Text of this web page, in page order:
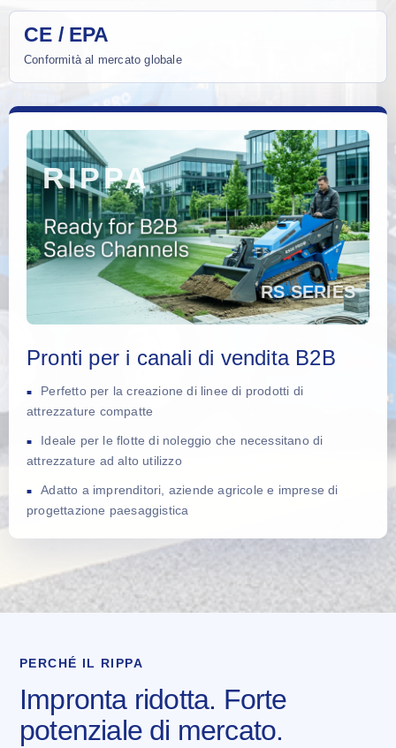
CE / EPA
Conformità al mercato globale
Pronti per i canali di vendita B2B
Perfetto per la creazione di linee di prodotti di
attrezzature compatte
Ideale per le flotte di noleggio che necessitano di
attrezzature ad alto utilizzo
Adatto a imprenditori, aziende agricole e imprese di
progettazione paesaggistica
PERCHÉ IL RIPPA
Impronta ridotta. Forte
potenziale di mercato.